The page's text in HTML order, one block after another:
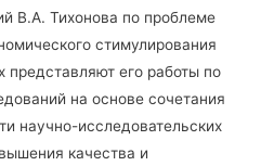
В.А. Тихонова по проблеме
стимулирования
представляют его работы по
на основе сочетания
научно-исследовательских
качества и